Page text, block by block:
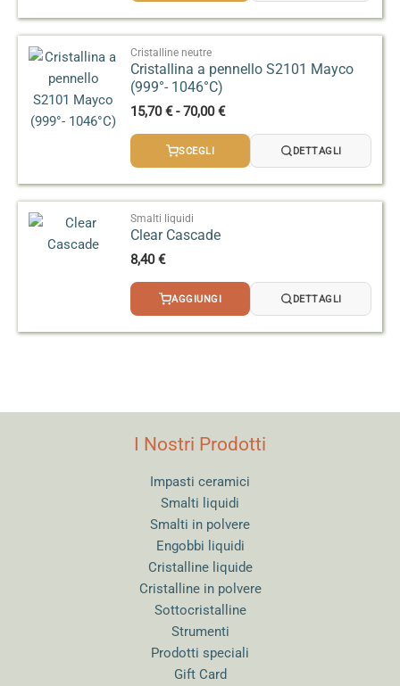
Cristalline neutre
Cristallina a pennello S2101 Mayco
(999°- 1046°C)
15,70€ - 70,00€Fascia
prezzo:
SCEGLI DETTAGLI
Smalti liquidi
Clear Cascade
8,40€
AGGIUNGI DETTAGLI
I Nostri Prodotti
Impasti ceramici
Smalti liquidi
Smalti in polvere
Engobbi liquidi
Cristalline liquide
Cristalline in polvere
Sottocristalline
Strumenti
Prodotti speciali
Gift Card